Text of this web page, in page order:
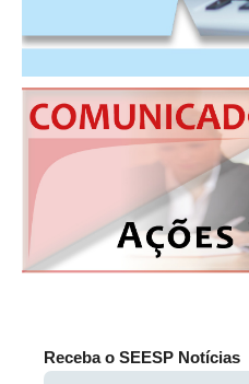
JORNAL DO ENGENHEIRO
SEESP NOTÍCIAS
NOTÍCIAS NO WHATSAPP
PUBLICAÇÕES
RELEASES
Receba o SEESP Notícias